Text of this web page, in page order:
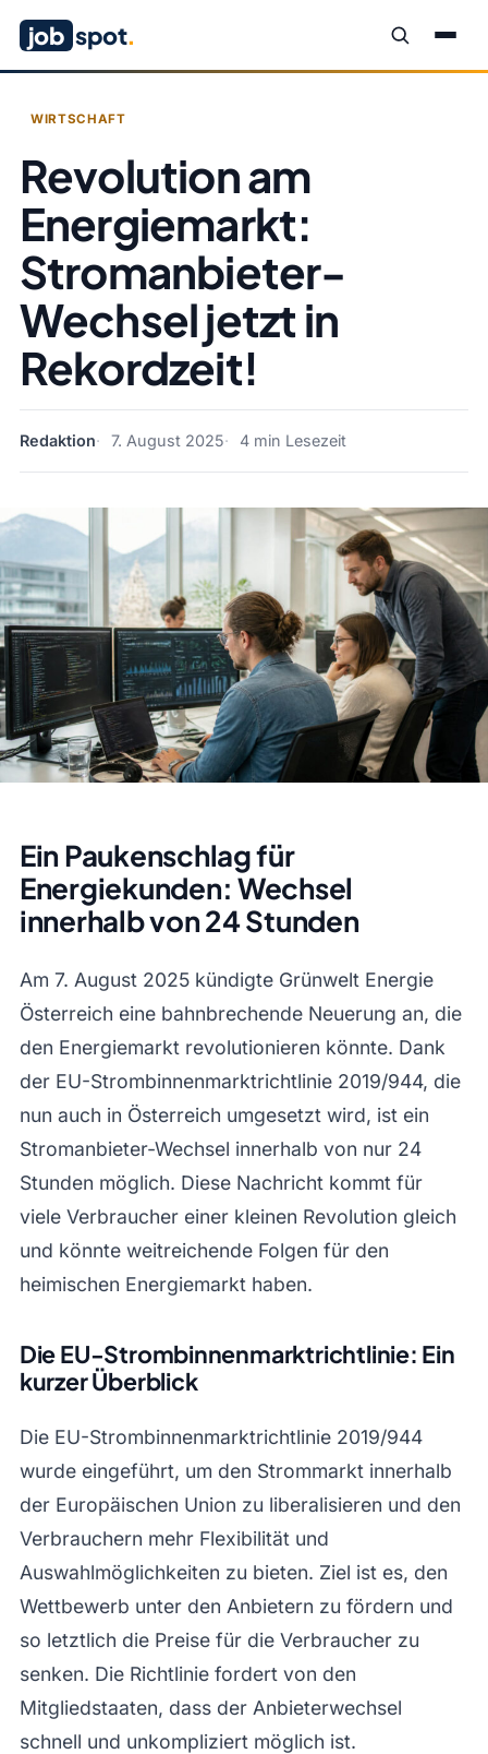
job spot.
WIRTSCHAFT
Revolution am
Energiemarkt:
Stromanbieter-
Wechsel jetzt in
Rekordzeit!
Redaktion 7. August 2025 4 min Lesezeit
Ein Paukenschlag für
Energiekunden: Wechsel
innerhalb von 24 Stunden
Am 7. August 2025 kündigte Grünwelt Energie
Österreich eine bahnbrechende Neuerung an, die
den Energiemarkt revolutionieren könnte. Dank
der EU-Strombinnenmarktrichtlinie 2019/944, die
nun auch in Österreich umgesetzt wird, ist ein
Stromanbieter-Wechsel innerhalb von nur 24
Stunden möglich. Diese Nachricht kommt für
viele Verbraucher einer kleinen Revolution gleich
und könnte weitreichende Folgen für den
heimischen Energiemarkt haben.
Die EU-Strombinnenmarktrichtlinie: Ein
kurzer Überblick
Die EU-Strombinnenmarktrichtlinie 2019/944
wurde eingeführt, um den Strommarkt innerhalb
der Europäischen Union zu liberalisieren und den
Verbrauchern mehr Flexibilität und
Auswahlmöglichkeiten zu bieten. Ziel ist es, den
Wettbewerb unter den Anbietern zu fördern und
so letztlich die Preise für die Verbraucher zu
senken. Die Richtlinie fordert von den
Mitgliedstaaten, dass der Anbieterwechsel
schnell und unkompliziert möglich ist.